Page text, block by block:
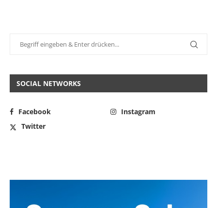
SOCIAL NETWORKS
Facebook
Instagram
Twitter